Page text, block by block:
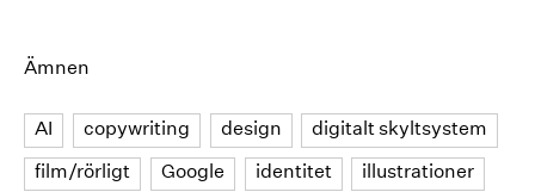
Ämnen
AI copywriting design
digitalt skyltsystem
film/rörligt
Google identitet
illustrationer